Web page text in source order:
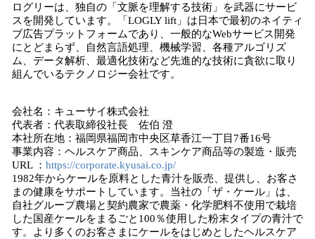
ログリーは、独自の「文脈を理解する技術」を武器にサービ
スを開発しています。「LOGLY lift」は日本で最初のネイティ
ブ広告プラットフォームであり、一般的なWebサービス開発
にとどまらず、自然言語処理、機械学習、各種アルゴリズ
ム、データ解析、最適化技術など先進的な技術に貪欲に取り
組んでいるテクノロジー会社です。
会社名：キューサイ株式会社
代表者：代表取締役社長 佐伯 澄
本社所在地：福岡県福岡市中央区草香江一丁目7番16号
事業内容：ヘルスケア商品、スキンケア商品等の製造・販売
URL ： https://corporate.kyusai.co.jp/
1982年からケールを原料とした青汁を販売、提供し、お客さ
まの健康をサポートしています。当社の「ザ・ケール」は、
自社グループ農場と契約農家で農薬・化学肥料不使用で栽培
した国産ケールをまるごと100％使用した粉末タイプの青汁で
す。より多くのお客さまにケールをはじめとしたヘルスケア